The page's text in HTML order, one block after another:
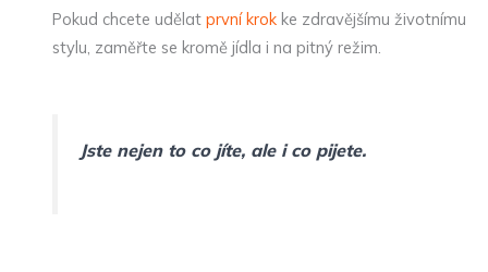
Pokud chcete udělatprvní krok ke zdravějšímu životnímu
stylu, zaměřte se kromě jídla i na pitný režim.
Jste nejen to co jíte, ale i co pijete.